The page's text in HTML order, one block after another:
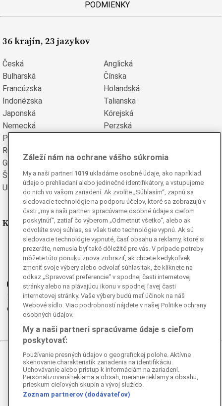
PODMIENKY
36 krajín, 23 jazykov
Česká
Anglická
Bulharská
Čínska
Francúzska
Holandská
Indonézska
Talianska
Japonská
Kórejská
Nemecká
Perzská
Poľská
Rumunská
Grécka
Španielska
Švédska
Turecká
Ukrajinská
Vietnamská
Kde nás nájdete
Facebook
Instagram
Ganjing
Youtube
Twitter
Telegram
© 2026 Epoch Times Slovensko
Všetky práva vyhradené. Publikovanie alebo ďalšie šírenie
správ a fotografií zo zdrojov TASR je bez
predchádzajúceho písomného súhlasu TASR porušením
Záleží nám na ochrane vášho súkromia
My a naši partneri 1019 ukladáme osobné údaje, ako napríklad
údaje o prehliadaní alebo jedinečné identifikátory, a vstupujeme
do nich vo vašom zariadení. Ak zvolíte „Súhlasím“, zapnú sa
sledovacie technológie na podporu účelov, ktoré sa zobrazujú v
časti „my a naši partneri spracúvame osobné údaje s cieľom
poskytnúť“, zatiaľ čo výberom „Odmetnuť všetko“, alebo ak
odvoláte svoj súhlas, sa však tieto technológie vypnú. Ak sú
sledovacie technológie vypnuté, časť obsahu a reklamy, ktoré si
prezeráte, nemusia byť také dôležité pre vás. V prípade potreby
môžete túto ponuku znova zobraziť, ak chcete kedykoľvek
zmeniť svoje výbery alebo odvolať súhlas tak, že kliknete na
odkaz „Spravovať preferencie“ v spodnej časti internetovej
stránky alebo na plávajúcu ikonu v spodnej ľavej časti
internetovej stránky. Vaše výbery budú mať účinok na náš
Webové sídlo. Viac podrobností nájdete v našej Politike ochrany
osobných údajov.
My a naši partneri spracúvame údaje s cieľom
poskytovať:
Používanie presných údajov o geografickej polohe. Aktívne
skenovanie charakteristík zariadenia na identifikáciu.
Uchovávanie alebo prístup k informáciám na zariadení.
Personalizovaná reklama a obsah, meranie reklamy a obsahu,
prieskum cieľových skupín a vývoj služieb.
Zoznam partnerov (dodávateľov)